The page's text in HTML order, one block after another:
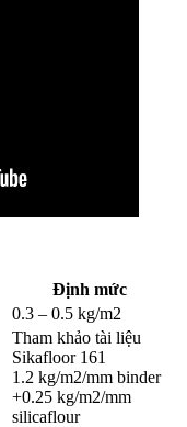
Định mức
0.3 – 0.5 kg/m2
Tham khảo tài liệu
Sikafloor 161
1.2 kg/m2/mm binder
+0.25 kg/m2/mm
silicaflour